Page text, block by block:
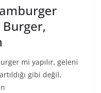
Burger,
mi yapılır, geleni
gibi değil,